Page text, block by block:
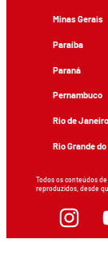
Minas Gerais
Paraíba
Paraná
Pernambuco
Rio de Janeiro
Rio Grande
Todos os conteúdos
reproduzidos, desde